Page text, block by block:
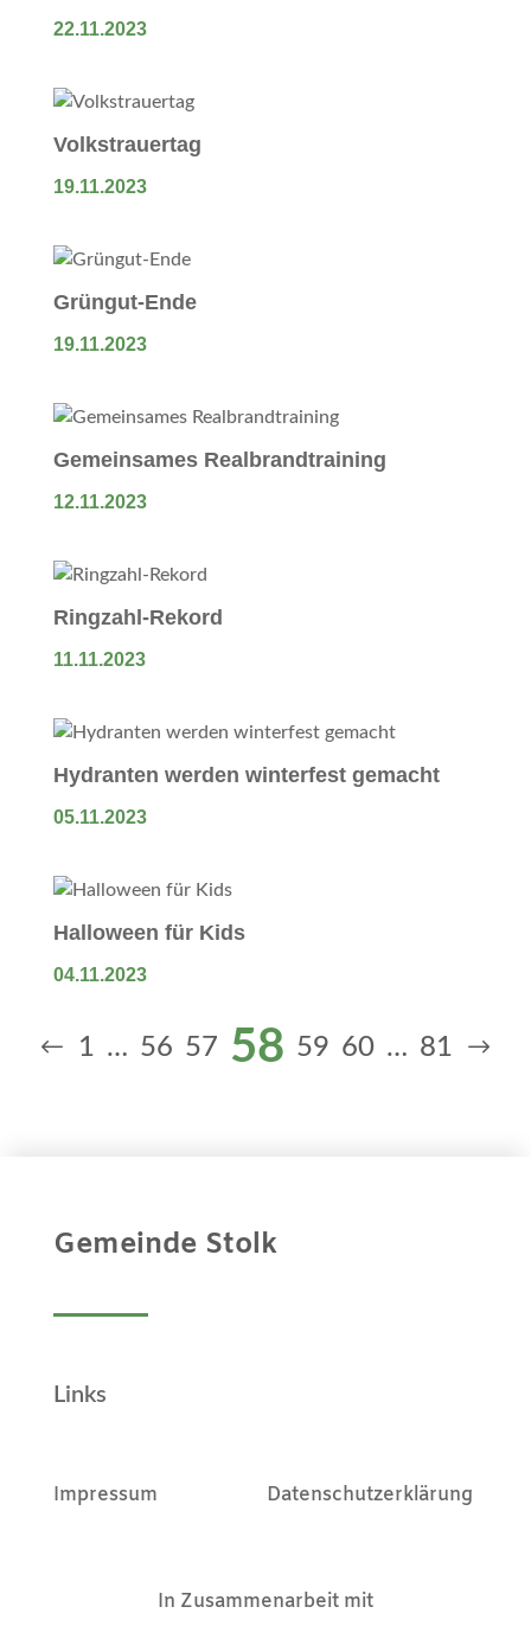
22.11.2023
Volkstrauertag
19.11.2023
Grüngut-Ende
19.11.2023
Gemeinsames Realbrandtraining
12.11.2023
Ringzahl-Rekord
11.11.2023
Hydranten werden winterfest gemacht
05.11.2023
Halloween für Kids
04.11.2023
1 … 56 57 58 59 60 … 81
Gemeinde Stolk
Links
Impressum Datenschutzerklärung
In Zusammenarbeit mit